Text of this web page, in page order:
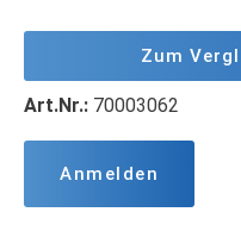
Zum
Art.Nr.: 70003062
Anmelden